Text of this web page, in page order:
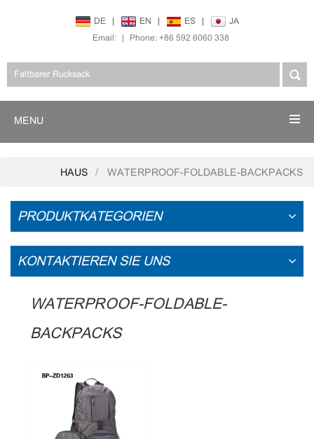
DE | EN | ES |
JA
Email: | Phone: +86 592 6060 338
MENU
HAUS WATERPROOF-FOLDABLE-BACKPACKS
PRODUKTKATEGORIEN
KONTAKTIEREN SIE UNS
WATERPROOF-FOLDABLE-
BACKPACKS